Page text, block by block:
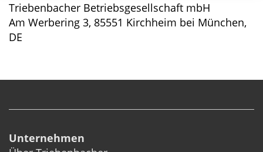
Triebenbacher Betriebsgesellschaft mbH
Am Werbering 3, 85551 Kirchheim bei München,
DE
Unternehmen